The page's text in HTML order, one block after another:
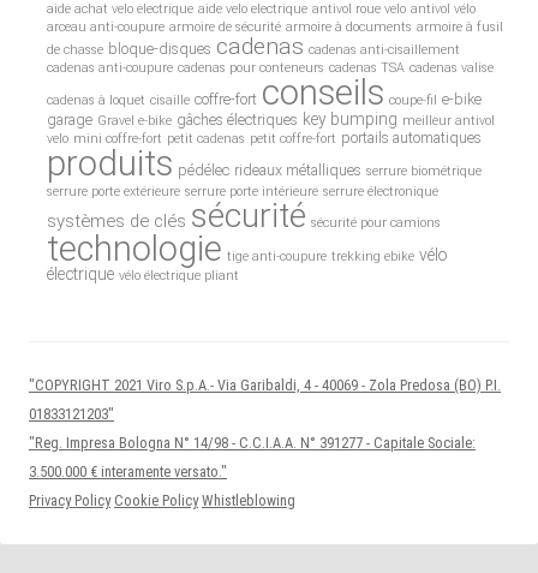
aide achat velo electrique aide velo electrique antivol roue velo antivol vélo
arceau anti-coupure armoire de sécurité armoire à documents armoire à fusil
de chasse bloque-disques cadenas cadenas anti-cisaillement
cadenas anti-coupure cadenas pour conteneurs cadenas TSA cadenas valise
cadenas à loquet cisaille coffre-fort conseils coupe-fil
e-bike
garage Gravel e-bike gâches électriques key bumping meilleur antivol
velo mini coffre-fort petit cadenas petit coffre-fort portails automatiques
produits pédélec rideaux métalliques serrure biométrique
serrure porte extérieure serrure porte intérieure serrure électronique
systèmes de clés sécurité sécurité pour camions
technologie tige anti-coupure trekking ebike vélo
électrique vélo électrique pliant
"COPYRIGHT 2021 Viro S.p.A.- Via Garibaldi, 4 - 40069 - Zola Predosa (BO) P.I.
01833121203"
"Reg. Impresa Bologna N° 14/98 - C.C.I.A.A. N° 391277 - Capitale Sociale:
3.500.000 € interamente versato."
Privacy Policy Cookie Policy Whistleblowing